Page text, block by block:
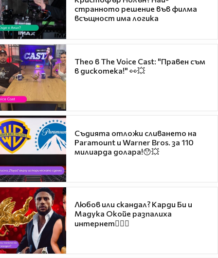
странното решение във филма
всъщност има логика
Theo в The Voice Cast: "Правен съм
в дискотека!" 👀💥
Съдията отложи сливането на
Paramount и Warner Bros. за 110
милиарда долара!😯💥
Любов или скандал? Карди Би и
Мадука Окойе разпалиха
интернет❤️‍🔥🔥